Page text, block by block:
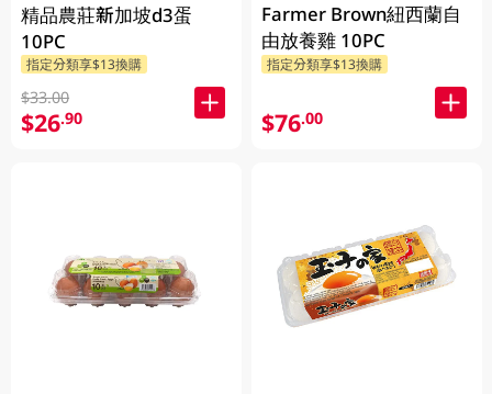
精品農莊新加坡d3蛋
10PC
指定分類享$13換購
$33.00
$26.90
Farmer Brown紐西蘭自
由放養雞 10PC
指定分類享$13換購
$76.00